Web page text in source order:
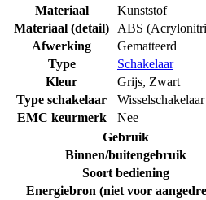
Materiaal
Kunststof
Materiaal (detail)
ABS
Afwerking
Gematteerd
Type
Schakelaar
Kleur
Grijs, Zwart
Type schakelaar
Wisselschakelaar
EMC keurmerk
Nee
Gebruik
Binnen/buitengebruik
Soort bediening
Energiebron (niet voor